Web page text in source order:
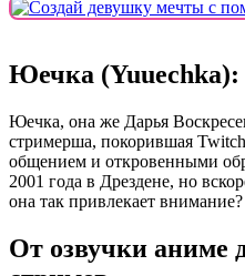
Юечка (Yuuechka):
Юечка, она же Дарья
стримерша, покорившая
общением и откровенными
2001 года в Дрездене, но
она так привлекает внимание?
От озвучки аниме